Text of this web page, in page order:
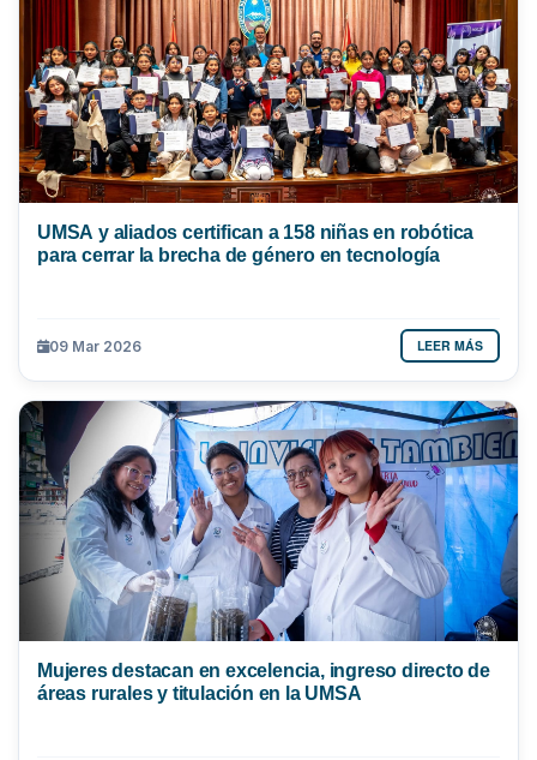
UMSA y aliados certifican a 158 niñas en robótica
para cerrar la brecha de género en tecnología
09 Mar 2026 LEER MÁS
Mujeres destacan en excelencia, ingreso directo de
áreas rurales y titulación en la UMSA